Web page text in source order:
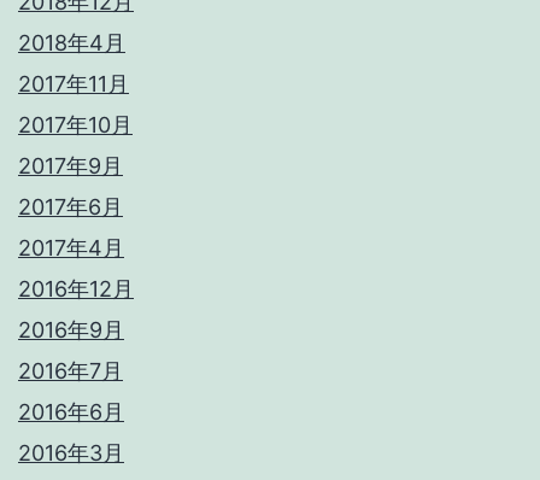
2018年4月
2017年11月
2017年10月
2017年9月
2017年6月
2017年4月
2016年12月
2016年9月
2016年7月
2016年6月
2016年3月